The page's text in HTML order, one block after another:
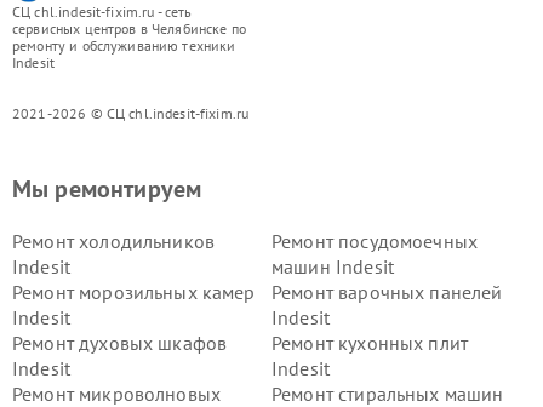
СЦ chl.indesit-fixim.ru - сеть
сервисных центров в Челябинске по
ремонту и обслуживанию техники
Indesit
2021-2026 © СЦ chl.indesit-fixim.ru
Мы ремонтируем
Ремонт холодильников
Indesit
Ремонт посудомоечных
машин Indesit
Ремонт морозильных камер
Indesit
Ремонт варочных панелей
Indesit
Ремонт духовых шкафов
Indesit
Ремонт кухонных плит
Indesit
Ремонт микроволновых
Ремонт стиральных машин